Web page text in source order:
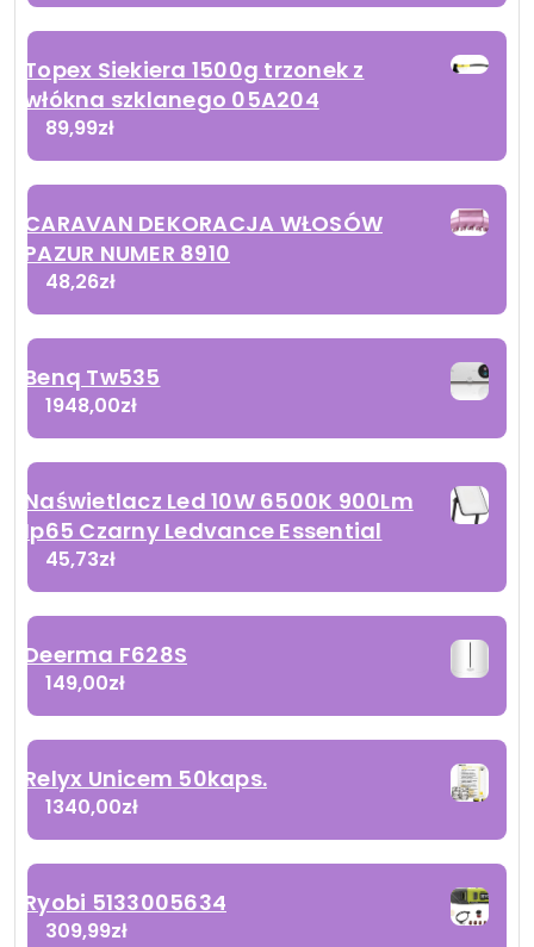
Topex Siekiera 1500g trzonek z
włókna szklanego 05A204
89,99zł
CARAVAN DEKORACJA WŁOSÓW
PAZUR NUMER 8910
48,26zł
Benq Tw535
1948,00zł
Naświetlacz Led 10W 6500K 900Lm
Ip65 Czarny Ledvance Essential
45,73zł
Deerma F628S
149,00zł
Relyx Unicem 50kaps.
1340,00zł
Ryobi 5133005634
309,99zł